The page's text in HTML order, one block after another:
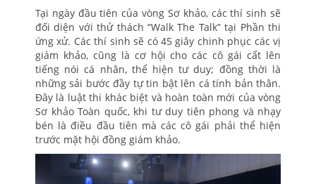
Tại ngày đầu tiên của vòng Sơ khảo, các thí sinh sẽ
đối diện với thử thách “Walk The Talk” tại Phần thi
ứng xử. Các thí sinh sẽ có 45 giây chinh phục các vị
giám khảo, cũng là cơ hội cho các cô gái cất lên
tiếng nói cá nhân, thể hiện tư duy; đồng thời là
những sải bước đầy tự tin bật lên cá tính bản thân.
Đây là luật thi khác biệt và hoàn toàn mới của vòng
Sơ khảo Toàn quốc, khi tư duy tiên phong và nhạy
bén là điều đầu tiên mà các cô gái phải thể hiện
trước mặt hội đồng giám khảo.